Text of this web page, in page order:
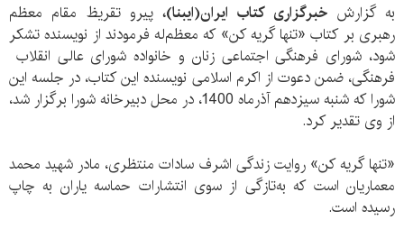
به گزارشخبرگزاری کتاب ایران(ایبنا)، پیرو تقریظ مقام معظم
رهبری بر کتاب «تنها گریه کن» که معظم‌له فرمودند از نویسنده تشکر
شود، شورای فرهنگی اجتماعی زنان و خانواده شورای عالی انقلاب
فرهنگی، ضمن دعوت از اکرم اسلامی نویسنده این کتاب، در جلسه این
شورا که شنبه سیزدهم آذرماه 1400، در محل دبیرخانه شورا برگزار شد،
از وی تقدیر کرد.
«تنها گریه کن» روایت زندگی اشرف سادات منتظری، مادر شهید محمد
معماریان است که به‌تازگی از سوی انتشارات حماسه یاران به چاپ
رسیده است.